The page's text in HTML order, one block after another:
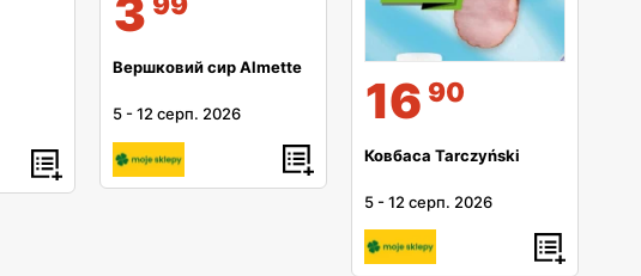
3
Вершковий сир Almette
5 -12 серп. 2026 16 90
Ковбаса Tarczyński
5 -12 серп. 2026